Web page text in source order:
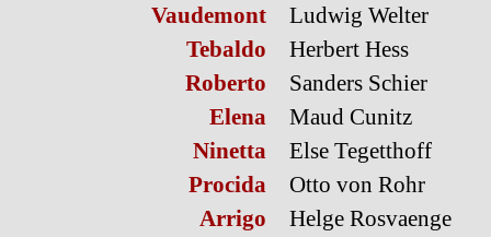
Vaudemont
Ludwig Welter
Tebaldo
Herbert Hess
Roberto
Sanders Schier
Elena
Maud Cunitz
Ninetta
Else Tegetthoff
Procida
Otto von Rohr
Arrigo
Helge Rosvaenge